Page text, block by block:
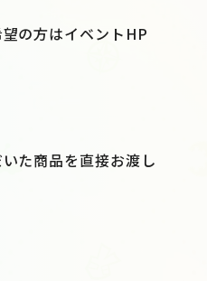
の方はイベントHP
た商品を直接お渡し